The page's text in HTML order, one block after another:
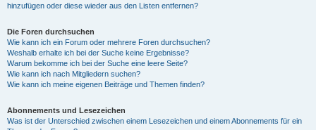
hinzufügen oder diese wieder aus den Listen entfernen?
Die Foren durchsuchen
Wie kann ich ein Forum oder mehrere Foren durchsuchen?
Weshalb erhalte ich bei der Suche keine Ergebnisse?
Warum bekomme ich bei der Suche eine leere Seite?
Wie kann ich nach Mitgliedern suchen?
Wie kann ich meine eigenen Beiträge und Themen finden?
Abonnements und Lesezeichen
Was ist der Unterschied zwischen einem Lesezeichen und einem Abonnements für ein